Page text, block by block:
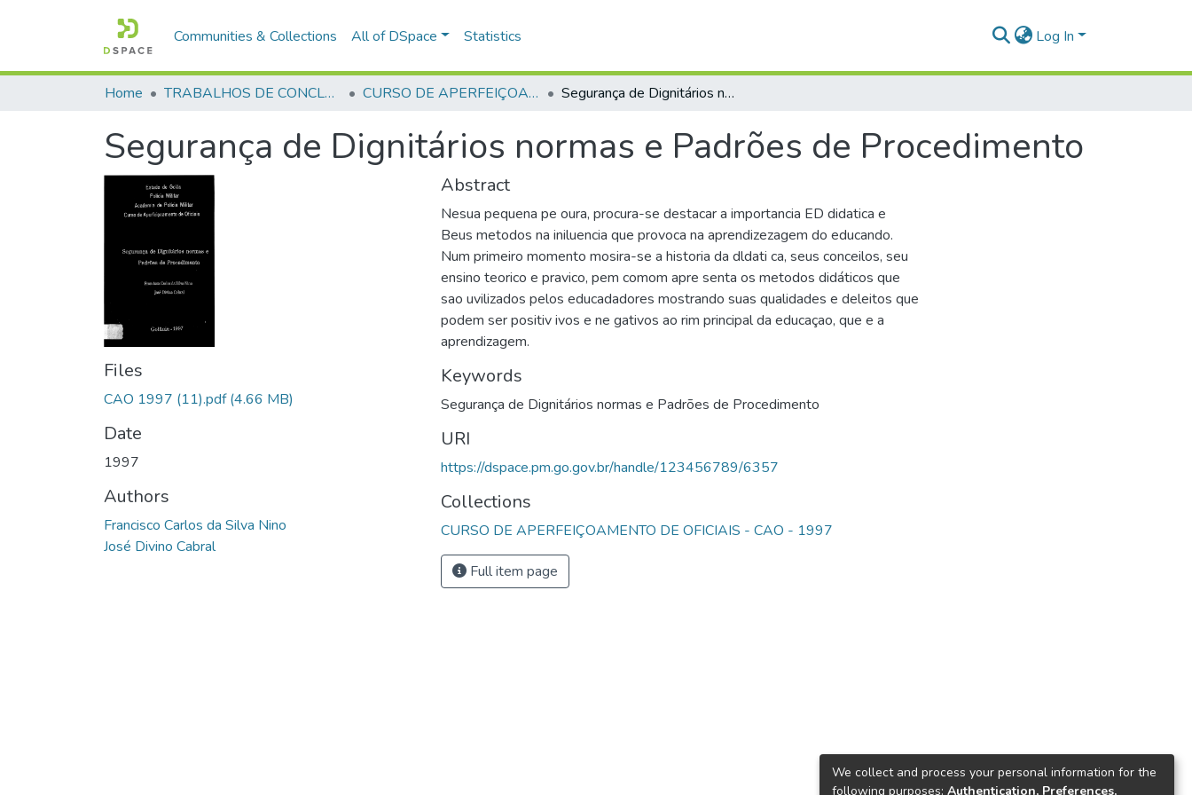
Communities & Collections All of DSpace Statistics Log In
Home TRABALHOS DE CONCLUSÃO DE CURSO - CAO (CURSO DE APERFEIÇOAMENTO DE OFICIAIS) CURSO DE APERFEIÇOAMENTO DE OFICIAIS - CAO - 1997 Segurança de Dignitários normas e Padrões de Procedimento
Segurança de Dignitários normas e Padrões de Procedimento
Files
CAO 1997 (11).pdf(4.66 MB)
Date
1997
Authors
Francisco Carlos da Silva Nino
José Divino Cabral
Abstract
Nesua pequena pe oura, procura-se destacar a importancia ED didatica e
Beus metodos na iniluencia que provoca na aprendizezagem do educando.
Num primeiro momento mosira-se a historia da dldati ca, seus conceilos, seu
ensino teorico e pravico, pem comom apre senta os metodos didáticos que
sao uvilizados pelos educadadores mostrando suas qualidades e deleitos que
podem ser positiv ivos e ne gativos ao rim principal da educaçao, que e a
aprendizagem.
Keywords
Segurança de Dignitários normas e Padrões de Procedimento
URI
https://dspace.pm.go.gov.br/handle/123456789/6357
Collections
CURSO DE APERFEIÇOAMENTO DE OFICIAIS - CAO - 1997
Full item page
We collect and process your personal information for the
following purposes: Authentication, Preferences,